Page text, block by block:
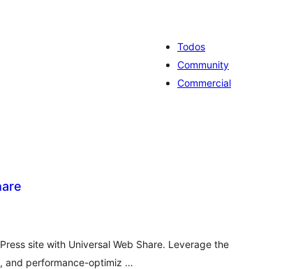
Todos
Community
Commercial
site with Universal Web Share. Leverage the
and performance-optimiz …